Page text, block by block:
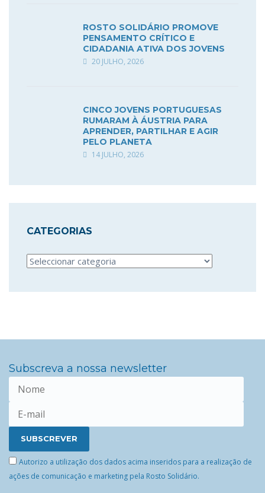
ROSTO SOLIDÁRIO PROMOVE
PENSAMENTO CRÍTICO E
CIDADANIA ATIVA DOS JOVENS
20 JULHO, 2026
CINCO JOVENS PORTUGUESAS
RUMARAM À ÁUSTRIA PARA
APRENDER, PARTILHAR E AGIR
PELO PLANETA
14 JULHO, 2026
CATEGORIAS
Categorias
Subscreva a nossa newsletter
Autorizo a utilização dos dados acima inseridos para a realização de
ações de comunicação e marketing pela Rosto Solidário.